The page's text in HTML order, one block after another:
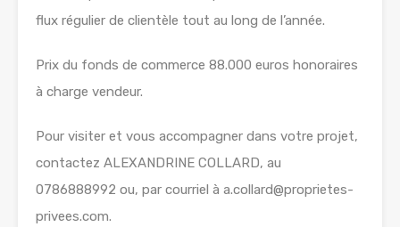
flux régulier de clientèle tout au long de l’année.
Prix du fonds de commerce 88.000 euros honoraires
à charge vendeur.
Pour visiter et vous accompagner dans votre projet,
contactez ALEXANDRINE COLLARD, au
0786888992 ou, par courriel à a.collard@proprietes-
privees.com.